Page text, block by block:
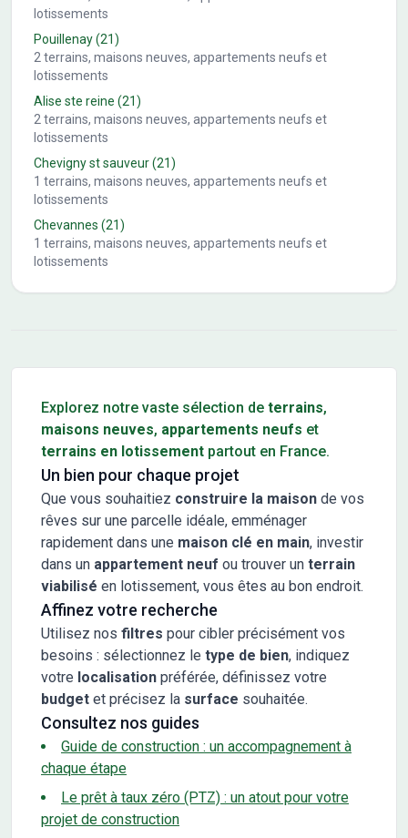
lotissements
Pouillenay(21)
2 terrains, maisons neuves, appartements neufs et
lotissements
Alise ste reine (21)
2 terrains, maisons neuves, appartements neufs et
lotissements
Chevigny st sauveur(21)
1 terrains, maisons neuves, appartements neufs et
lotissements
Chevannes (21)
1 terrains, maisons neuves, appartements neufs et
lotissements
Explorez notre vaste sélection de terrains,
maisons neuves, appartements neufs et
terrains en lotissement partout en France.
Un bien pour chaque projet
Que vous souhaitiez construire la maison de vos
rêves sur une parcelle idéale, emménager
rapidement dans une maison clé en main, investir
dans un appartement neuf ou trouver un terrain
viabilisé en lotissement, vous êtes au bon endroit.
Affinez votre recherche
Utilisez nos filtres pour cibler précisément vos
besoins : sélectionnez le type de bien, indiquez
votre localisation préférée, définissez votre
budget et précisez la surface souhaitée.
Consultez nos guides
Guide de construction : un accompagnement à
chaque étape
Le prêt à taux zéro (PTZ) : un atout pour votre
projet de construction